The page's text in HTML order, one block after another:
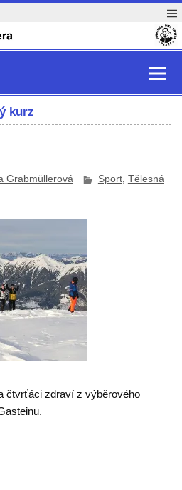
kurz
Grabmüllerová Sport, Tělesná
čtvrťáci zdraví z výběrového